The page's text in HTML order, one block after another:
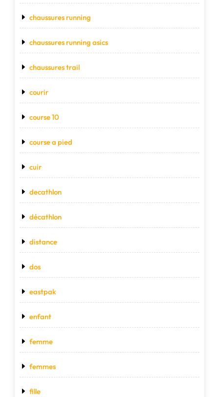
chaussures running
chaussures running asics
chaussures trail
courir
course 10
course a pied
cuir
decathlon
décathlon
distance
dos
eastpak
enfant
femme
femmes
fille